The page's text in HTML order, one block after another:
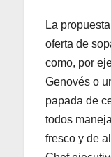
La
oferta de
como, por
Genovés o
papada de
todos
fresco y de